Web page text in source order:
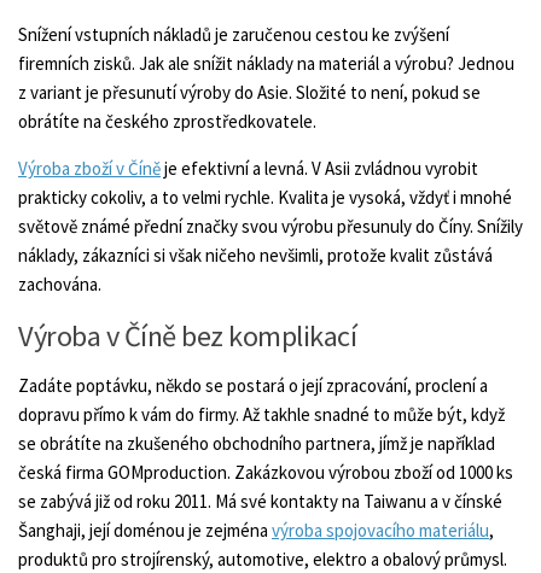
Snížení vstupních nákladů je zaručenou cestou ke zvýšení
firemních zisků. Jak ale snížit náklady na materiál a výrobu? Jednou
z variant je přesunutí výroby do Asie. Složité to není, pokud se
obrátíte na českého zprostředkovatele.
Výroba zboží v Číněje efektivní a levná. V Asii zvládnou vyrobit
prakticky cokoliv, a to velmi rychle. Kvalita je vysoká, vždyť i mnohé
světově známé přední značky svou výrobu přesunuly do Číny. Snížily
náklady, zákazníci si však ničeho nevšimli, protože kvalit zůstává
zachována.
Výroba v Číně bez komplikací
Zadáte poptávku, někdo se postará o její zpracování, proclení a
dopravu přímo k vám do firmy. Až takhle snadné to může být, když
se obrátíte na zkušeného obchodního partnera, jímž je například
česká firma GOMproduction. Zakázkovou výrobou zboží od 1000 ks
se zabývá již od roku 2011. Má své kontakty na Taiwanu a v čínské
Šanghaji, její doménou je zejména výroba spojovacího materiálu,
produktů pro strojírenský, automotive, elektro a obalový průmysl.